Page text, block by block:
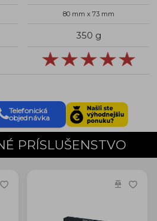
80 mm x 73 mm
350 g
Telefonická
objednávka
PRÍSLUŠENSTVO